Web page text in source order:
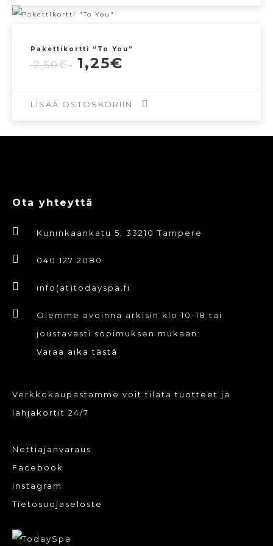
Pakettikortti “To You”
2,50€
Alkuperäinen
2,50€.
1,25€
1,25€.
LISÄÄ OSTOSKORIIN
Ota yhteyttä
Kuninkaankatu 5, 33210 Tampere
040 127 2080
info(at)todayspa.fi
Olemme avoinna arkisin klo 10-18 tai
joustavasti sopimuksen mukaan:
Varaa aika tästä
Verkkokaupastamme voit tilatatuotteet ja
lahjakortit 24/7
Nettiajanvaraus
Facebook
Instagram
Tietosuojaseloste